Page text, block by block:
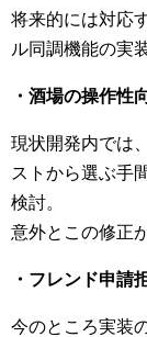
将来的には対応
ル同調機能の実
・酒場の操作性
現状開発内では
ストから選ぶ手
検討。
意外とこの修正
・フレンド申請
今のところ実装